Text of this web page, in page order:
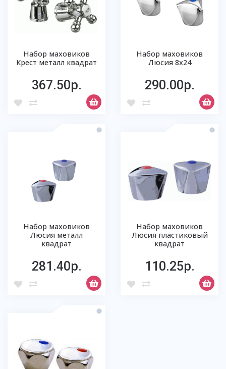
Набор маховиков
Крест металл квадрат
367.50р.
Набор маховиков
Люсия 8х24
290.00р.
Набор маховиков
Люсия металл
квадрат
281.40р.
Набор маховиков
Люсия пластиковый
квадрат
110.25р.